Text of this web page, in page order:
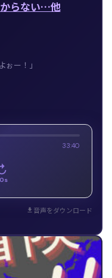
らない…他
ぉー！」
33:40
音声をダウンロード